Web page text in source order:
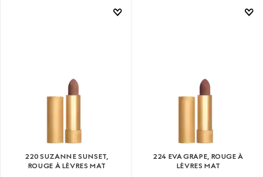
220 SUZANNE SUNSET,
ROUGE À LÈVRES MAT
224 EVA GRAPE, ROUGE À
LÈVRES MAT